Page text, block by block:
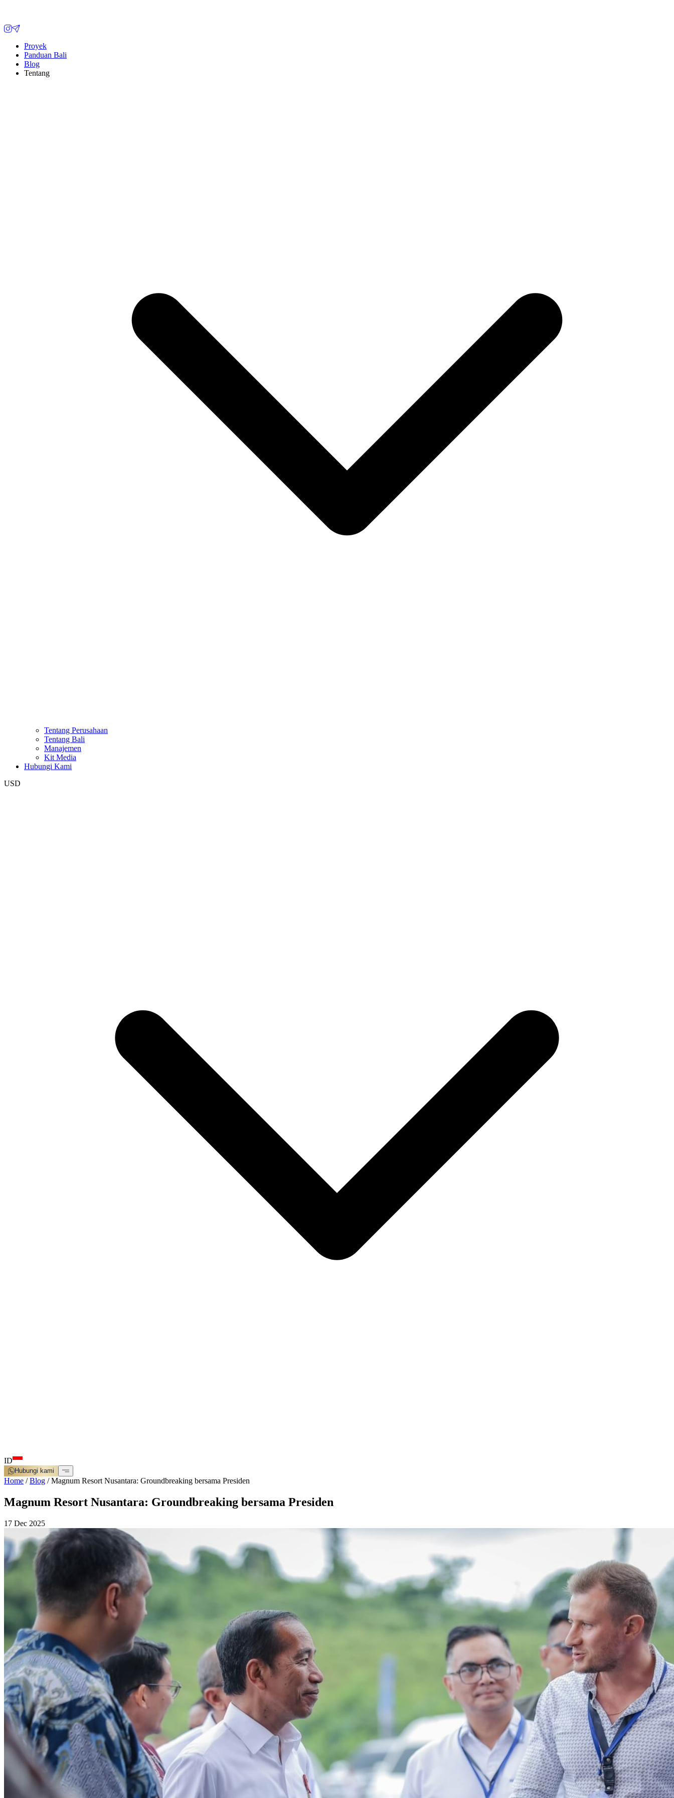
Proyek
Panduan Bali
Blog
Tentang
Tentang Perusahaan
Tentang Bali
Manajemen
Kit Media
Hubungi Kami
USD
ID
Hubungi kami
Home /Blog /Magnum Resort Nusantara: Groundbreaking bersama Presiden
Magnum Resort Nusantara: Groundbreaking bersama Presiden
17 Dec 2025